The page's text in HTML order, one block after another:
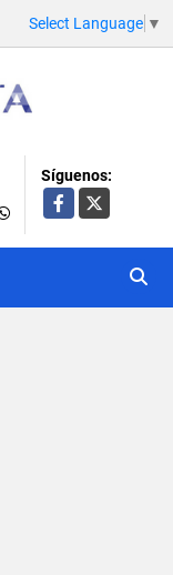
Select Language ▼
Síguenos:
Facebook
X